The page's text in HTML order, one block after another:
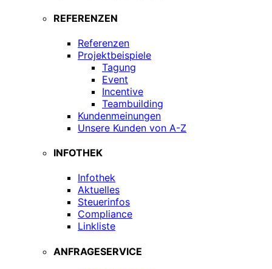
REFERENZEN
Referenzen
Projektbeispiele
Tagung
Event
Incentive
Teambuilding
Kundenmeinungen
Unsere Kunden von A-Z
INFOTHEK
Infothek
Aktuelles
Steuerinfos
Compliance
Linkliste
ANFRAGESERVICE